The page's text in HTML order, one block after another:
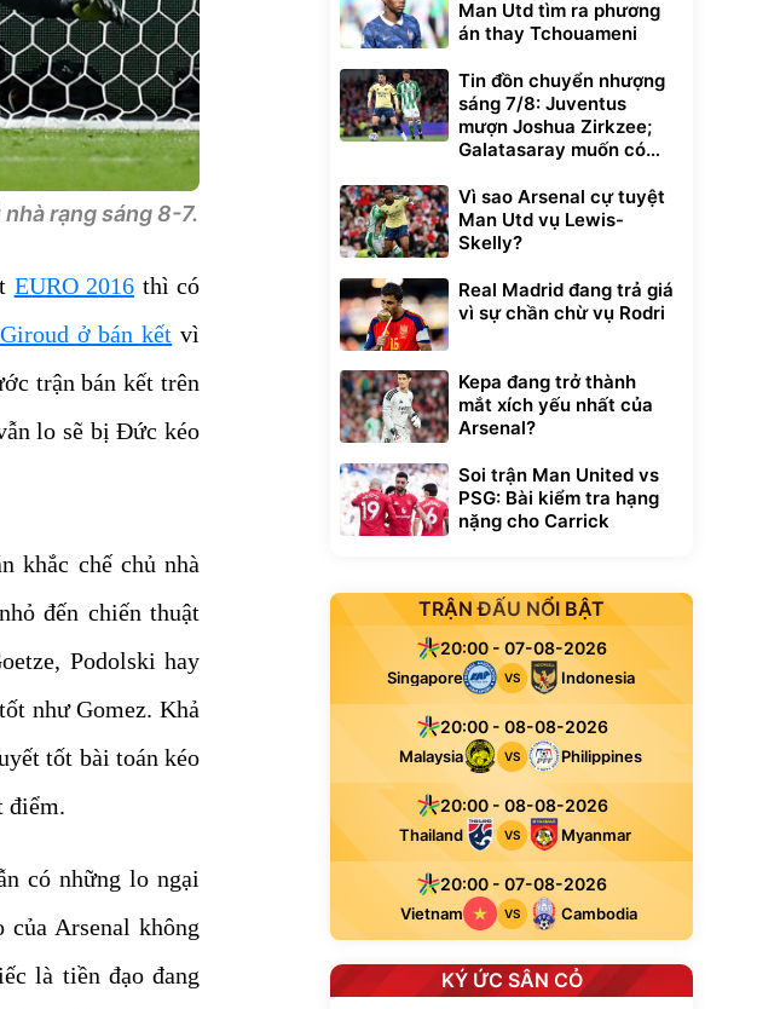
rạng sáng 8-7.
EURO 2016 thì có
ở bán kết vì
trận bán kết trên
lo sẽ bị Đức kéo
khắc chế chủ nhà
đến chiến thuật
Podolski hay
như Gomez. Khả
tốt bài toán kéo
điểm.
có những lo ngại
Arsenal không
là tiền đạo đang
Man Utd tìm ra phương
án thay Tchouameni
Tin đồn chuyển nhượng
sáng 7/8: Juventus
mượn Joshua Zirkzee;
Galatasaray muốn có
Vì sao Arsenal cự tuyệt
Man Utd vụ Lewis-
Skelly?
Real Madrid đang trả giá
vì sự chần chừ vụ Rodri
Kepa đang trở thành
mắt xích yếu nhất của
Arsenal?
Soi trận Man United vs
PSG: Bài kiểm tra hạng
nặng cho Carrick
TRẬN ĐẤU NỔI BẬT
20:00 - 07-08-2026
Singapore VS Indonesia
20:00 - 08-08-2026
Malaysia VS Philippines
20:00 - 08-08-2026
Thailand VS Myanmar
20:00 - 07-08-2026
Vietnam VS Cambodia
KÝ ỨC SÂN CỎ